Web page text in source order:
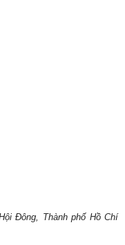
Đông, Thành phố Hồ Chí